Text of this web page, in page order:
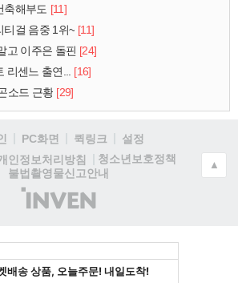
축해부도 [11]
티걸 음중 1위~ [11]
고 이주은 돌핀 [24]
리센느 출연...
[16]
소드 근황 [29]
PC화면 퀵링크
설정
인정보처리방침
청소년보호정책
불법촬영물신고안내
(주)
인
▲